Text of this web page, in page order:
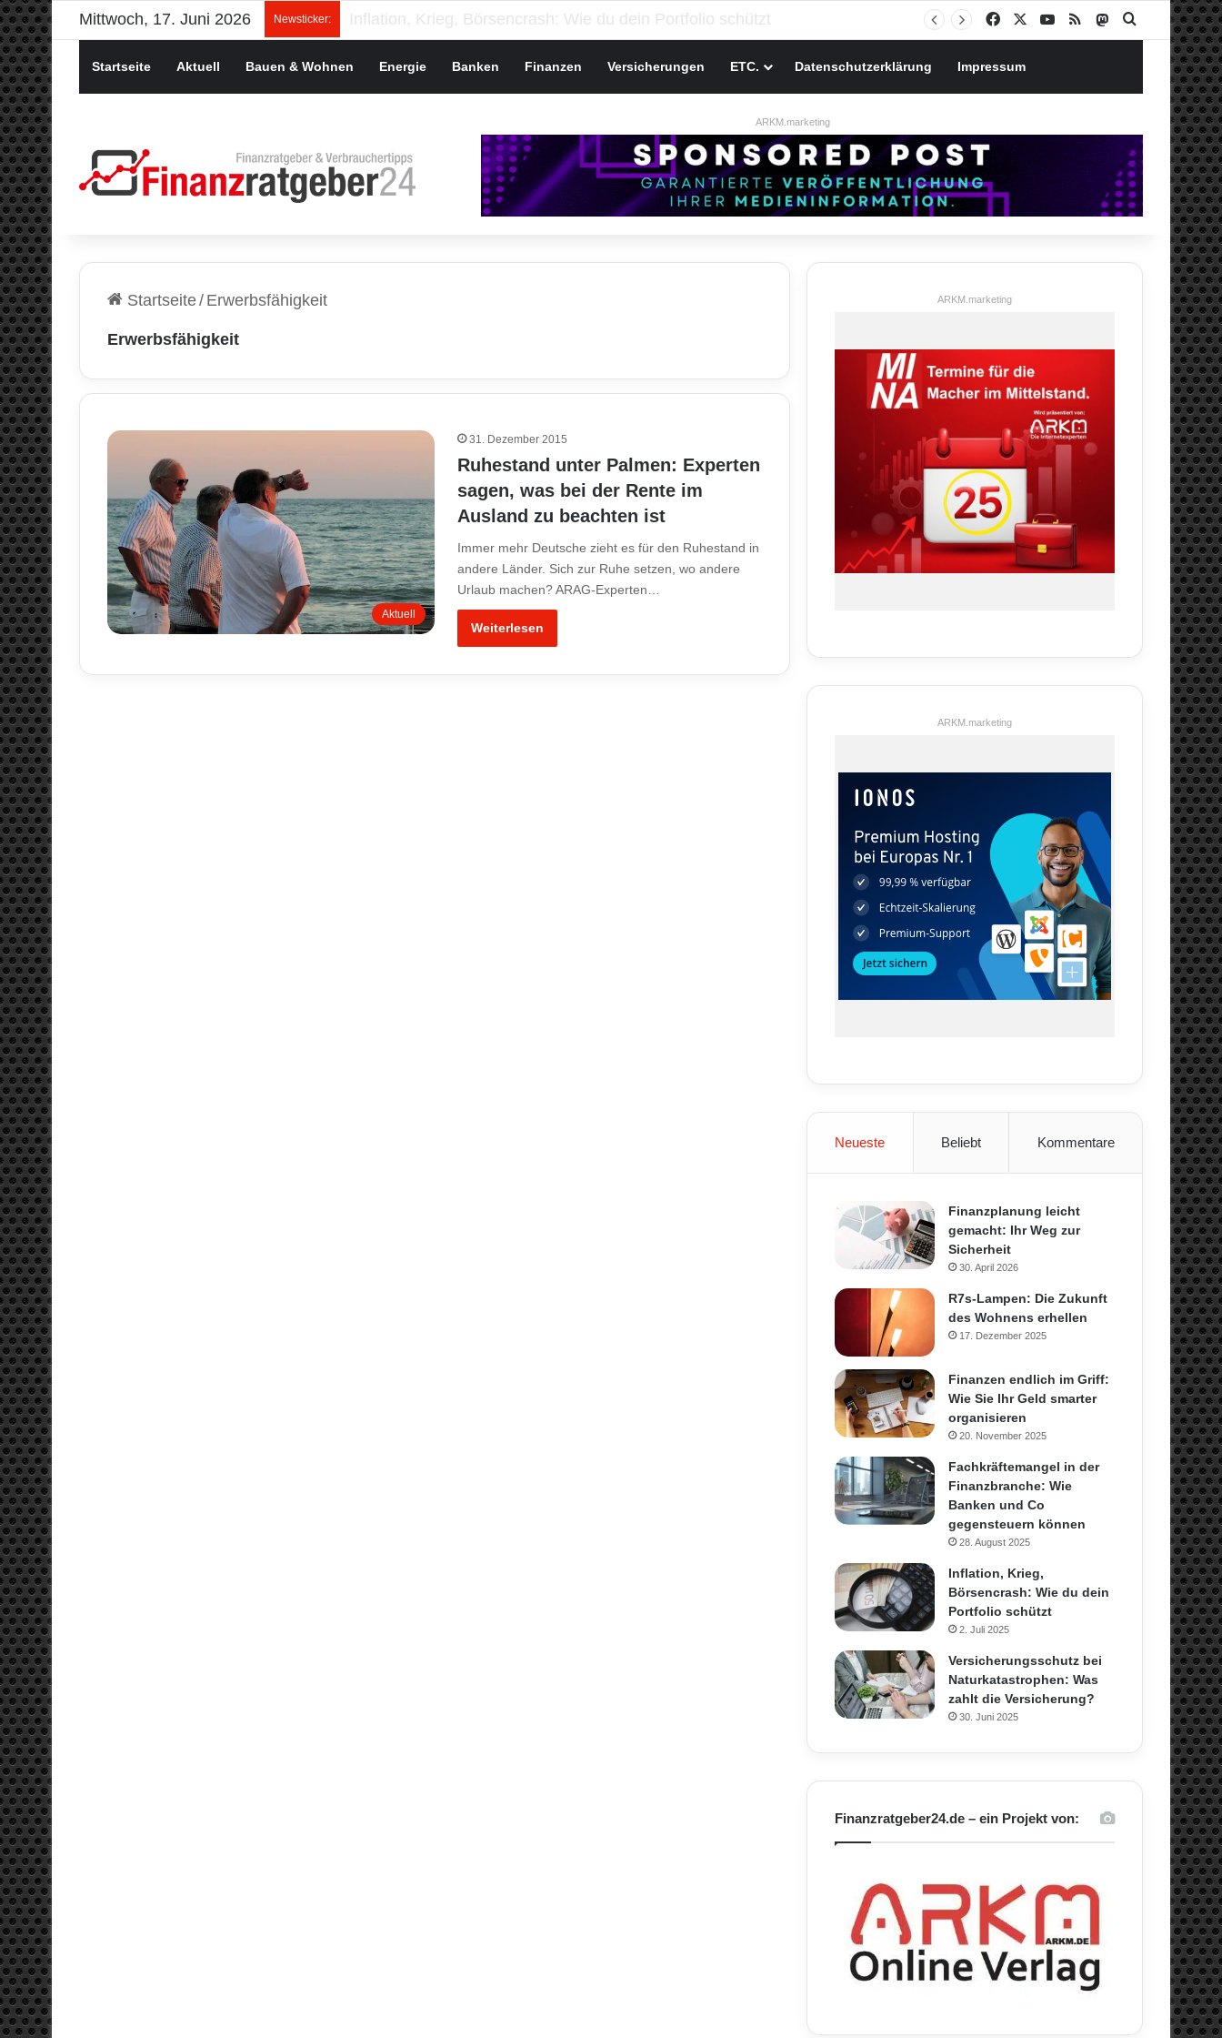
Mittwoch, 17. Juni 2026 Newsticker: Facebook YouTube
RSS MastodonSuchen nach
Startseite Aktuell Bauen & Wohnen Energie Banken Finanzen Versicherungen ETC. Datenschutzerklärung Impressum
ARKM.marketing
Startseite/ Erwerbsfähigkeit
Erwerbsfähigkeit
Aktuell
31. Dezember 2015
Ruhestand unter Palmen: Experten
sagen, was bei der Rente im
Ausland zu beachten ist
Immer mehr Deutsche zieht es für den Ruhestand in
andere Länder. Sich zur Ruhe setzen, wo andere
Urlaub machen? ARAG-Experten…
Weiterlesen
ARKM.marketing
ARKM.marketing
Neueste Beliebt Kommentare
Finanzplanung leicht
gemacht: Ihr Weg zur
Sicherheit
30. April 2026
R7s-Lampen: Die Zukunft
des Wohnens erhellen
17. Dezember 2025
Finanzen endlich im Griff:
Wie Sie Ihr Geld smarter
organisieren
20. November 2025
Fachkräftemangel in der
Finanzbranche: Wie
Banken und Co
gegensteuern können
28. August 2025
Inflation, Krieg,
Börsencrash: Wie du dein
Portfolio schützt
2. Juli 2025
Versicherungsschutz bei
Naturkatastrophen: Was
zahlt die Versicherung?
30. Juni 2025
Finanzratgeber24.de – ein Projekt von: